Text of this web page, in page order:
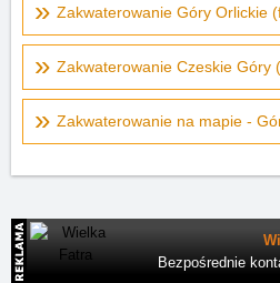
Zakwaterowanie Góry Orlickie
Zakwaterowanie Czeskie Góry
Zakwaterowanie na mapie -
Bezpośrednie